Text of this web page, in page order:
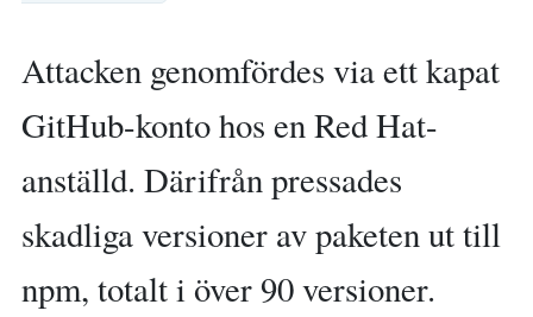
Attacken genomfördes via ett kapat
GitHub-konto hos en Red Hat-
anställd. Därifrån pressades
skadliga versioner av paketen ut till
npm, totalt i över 90 versioner.